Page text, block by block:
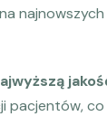
pacjentów,